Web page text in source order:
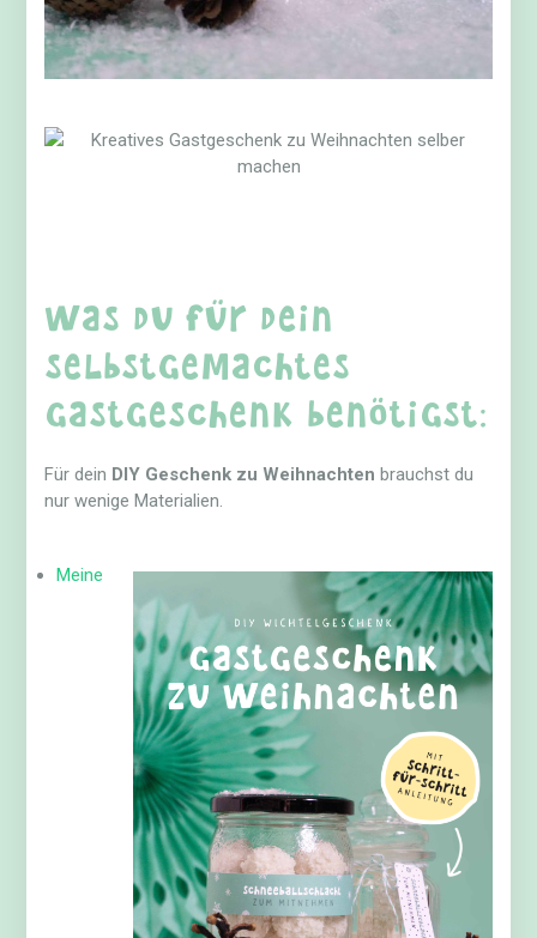
Was du für dein
selbstgemachtes
Gastgeschenk benötigst:
Für dein DIY Geschenk zu Weihnachten brauchst du
nur wenige Materialien.
Meine